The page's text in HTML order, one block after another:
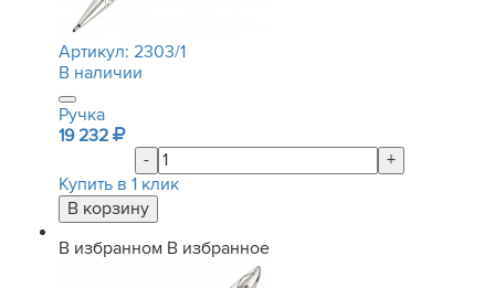
Артикул: 2303/1
В наличии
Ручка
19 232
-
+
Купить в 1 клик
В избранном В избранное